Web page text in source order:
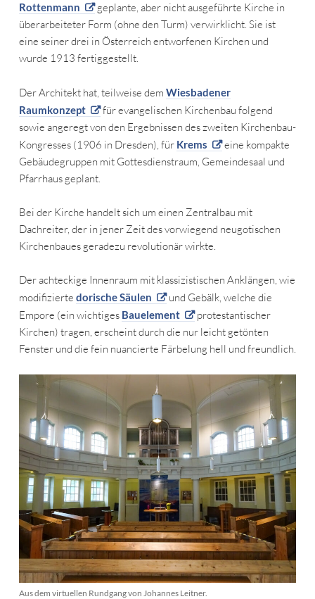
Rottenmann
geplante, aber nicht ausgeführte Kirche in
überarbeiteter Form (ohne den Turm) verwirklicht. Sie ist
eine seiner drei in Österreich entworfenen Kirchen und
wurde 1913 fertiggestellt.
Der Architekt hat, teilweise dem Wiesbadener
Raumkonzept
für evangelischen Kirchenbau folgend
sowie angeregt von den Ergebnissen des zweiten Kirchenbau-
Kongresses (1906 in Dresden), für Krems
eine kompakte
Gebäudegruppen mit Gottesdienstraum, Gemeindesaal und
Pfarrhaus geplant.
Bei der Kirche handelt sich um einen Zentralbau mit
Dachreiter, der in jener Zeit des vorwiegend neugotischen
Kirchenbaues geradezu revolutionär wirkte.
Der achteckige Innenraum mit klassizistischen Anklängen, wie
modifizierte dorische Säulen
und Gebälk, welche die
Empore (ein wichtiges Bauelement
protestantischer
Kirchen) tragen, erscheint durch die nur leicht getönten
Fenster und die fein nuancierte Färbelung hell und freundlich.
Aus dem virtuellen Rundgang von Johannes Leitner.